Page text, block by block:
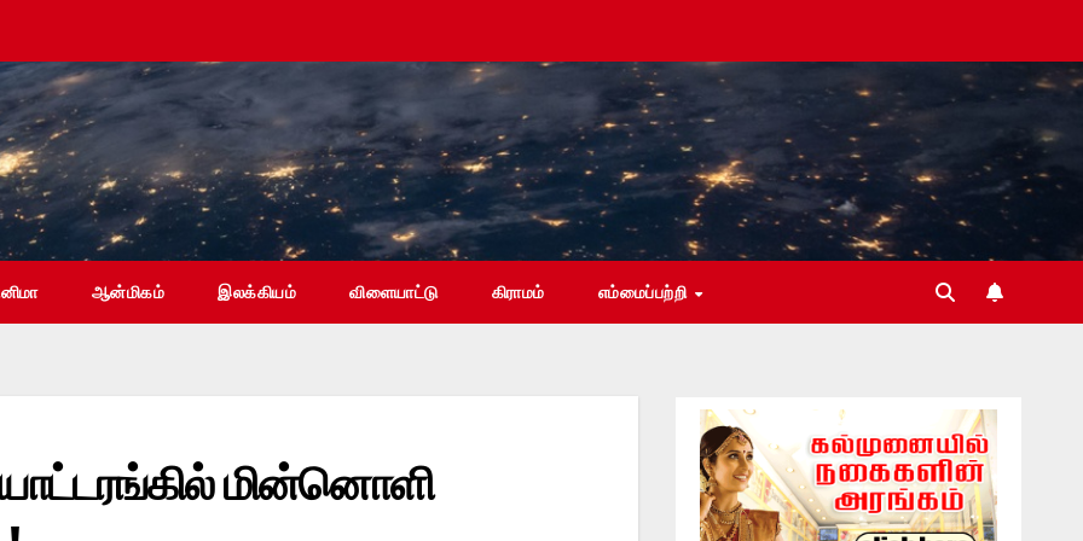
ஆன்மிகம் இலக்கியம் விளையாட்டு கிராமம் எம்மைப்பற்றி
மின்னொளி